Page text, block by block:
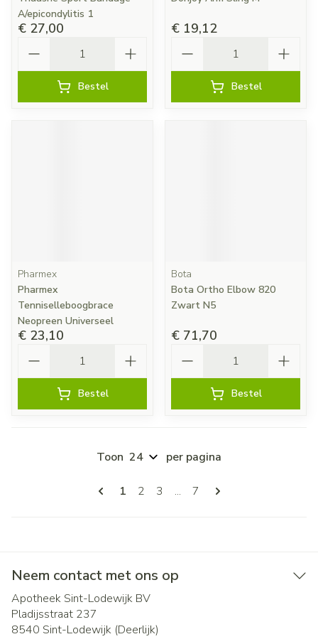
A/epicondylitis 1
€ 27,00
Bestel
€ 19,12
Bestel
Pharmex
Pharmex
Tenniselleboogbrace
Neopreen Universeel
€ 23,10
Bestel
Bota
Bota Ortho Elbow 820
Zwart N5
€ 71,70
Bestel
Pagina's
U lees momenteel pagina
1 Pagina
2 Pagina
3 ... Pagina
7
Toon per pagina
Neem contact met ons op
Apotheek Sint-Lodewijk BV
Pladijsstraat 237
8540 Sint-Lodewijk (Deerlijk)